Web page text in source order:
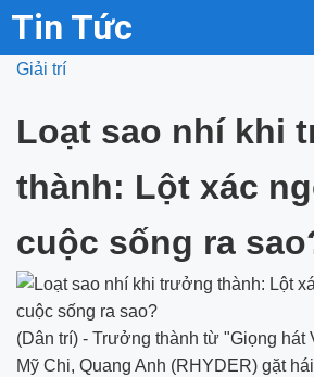
Tin Tức
Giải trí
Loạt sao nhí khi
thành: Lột xác
cuộc sống ra
(Dân trí) - Trưởng thành từ "Giọng hát
Mỹ Chi, Quang Anh (RHYDER) gặt